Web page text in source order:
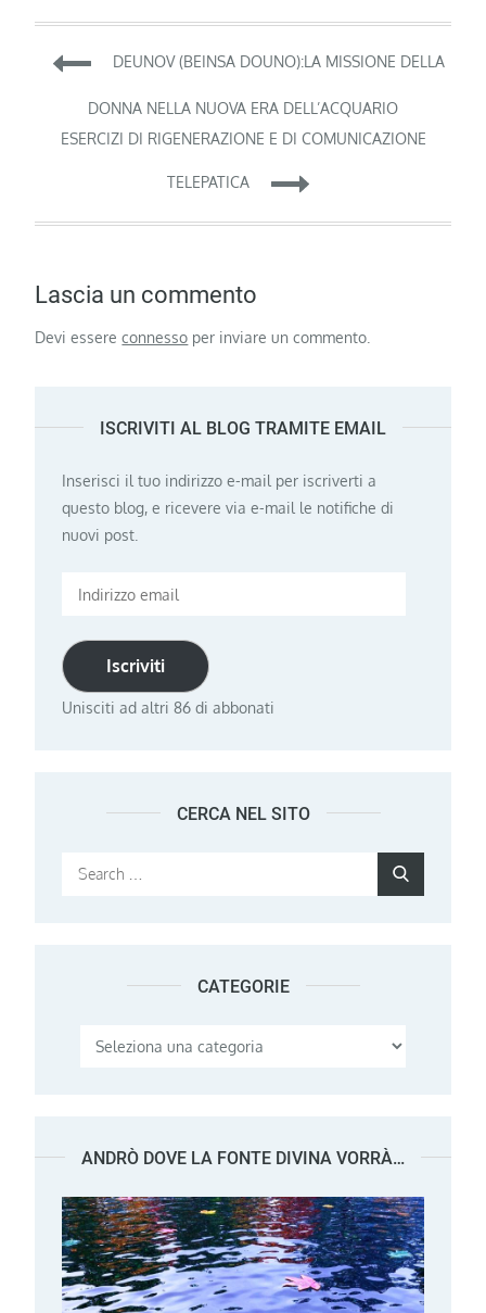
Navigazione
articoli
DEUNOV (BEINSA DOUNO):LA MISSIONE DELLA
DONNA NELLA NUOVA ERA DELL’ACQUARIO
ESERCIZI DI RIGENERAZIONE E DI COMUNICAZIONE
TELEPATICA
Lascia un commento
Devi essereconnesso per inviare un commento.
ISCRIVITI AL BLOG TRAMITE EMAIL
Inserisci il tuo indirizzo e-mail per iscriverti a
questo blog, e ricevere via e-mail le notifiche di
nuovi post.
Indirizzo
Iscriviti
Unisciti ad altri 86 di abbonati
CERCA NEL SITO
Search
CATEGORIE
Categorie
ANDRÒ DOVE LA FONTE DIVINA VORRÀ…